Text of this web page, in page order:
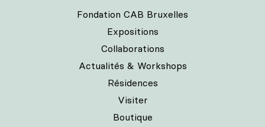
Fondation CAB Bruxelles
Expositions
Collaborations
Actualités & Workshops
Résidences
Visiter
Boutique